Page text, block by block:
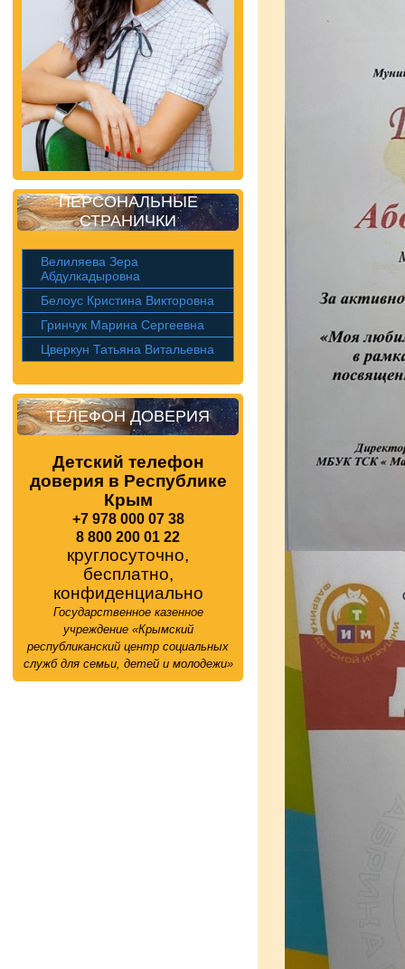
ПЕРСОНАЛЬНЫЕ
СТРАНИЧКИ
Велиляева Зера
Абдулкадыровна
Белоус Кристина Викторовна
Гринчук Марина Сергеевна
Цверкун Татьяна Витальевна
ТЕЛЕФОН ДОВЕРИЯ
Детский телефон
доверия в Республике
Крым
+7 978 000 07 38
8 800 200 01 22
круглосуточно,
бесплатно,
конфиденциально
Государственное казенное
учреждение «Крымский
республиканский центр социальных
служб для семьи, детей и молодежи»